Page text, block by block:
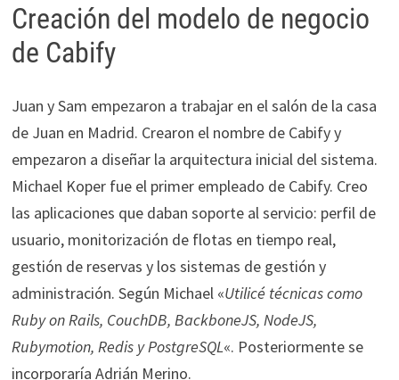
Creación del modelo de negocio
de Cabify
Juan y Sam empezaron a trabajar en el salón de la casa
de Juan en Madrid. Crearon el nombre de Cabify y
empezaron a diseñar la arquitectura inicial del sistema.
Michael Koper fue el primer empleado de Cabify. Creo
las aplicaciones que daban soporte al servicio: perfil de
usuario, monitorización de flotas en tiempo real,
gestión de reservas y los sistemas de gestión y
administración. Según Michael «Utilicé técnicas como
Ruby on Rails, CouchDB, BackboneJS, NodeJS,
Rubymotion, Redis y PostgreSQL«. Posteriormente se
incorporaría Adrián Merino.